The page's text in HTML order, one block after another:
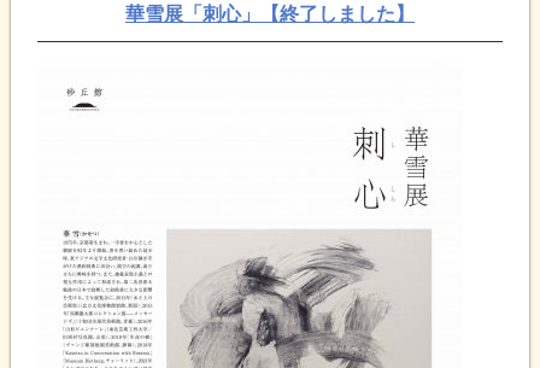
華雪展「刺心」【終了しました】